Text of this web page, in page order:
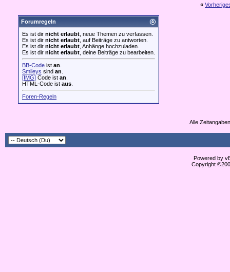
«
Forumregeln
Es ist dir nicht erlaubt , neue Themen zu verfassen.
Es ist dir nicht erlaubt , auf Beiträge zu antworten.
Es ist dir nicht erlaubt , Anhänge hochzuladen.
Es ist dir nicht erlaubt , deine Beiträge zu bearbeiten.
BB-Code ist an
Smileys sind an
[IMG] Code ist an
HTML-Code ist aus
Foren-Regeln
Alle
Powered by
Copyright